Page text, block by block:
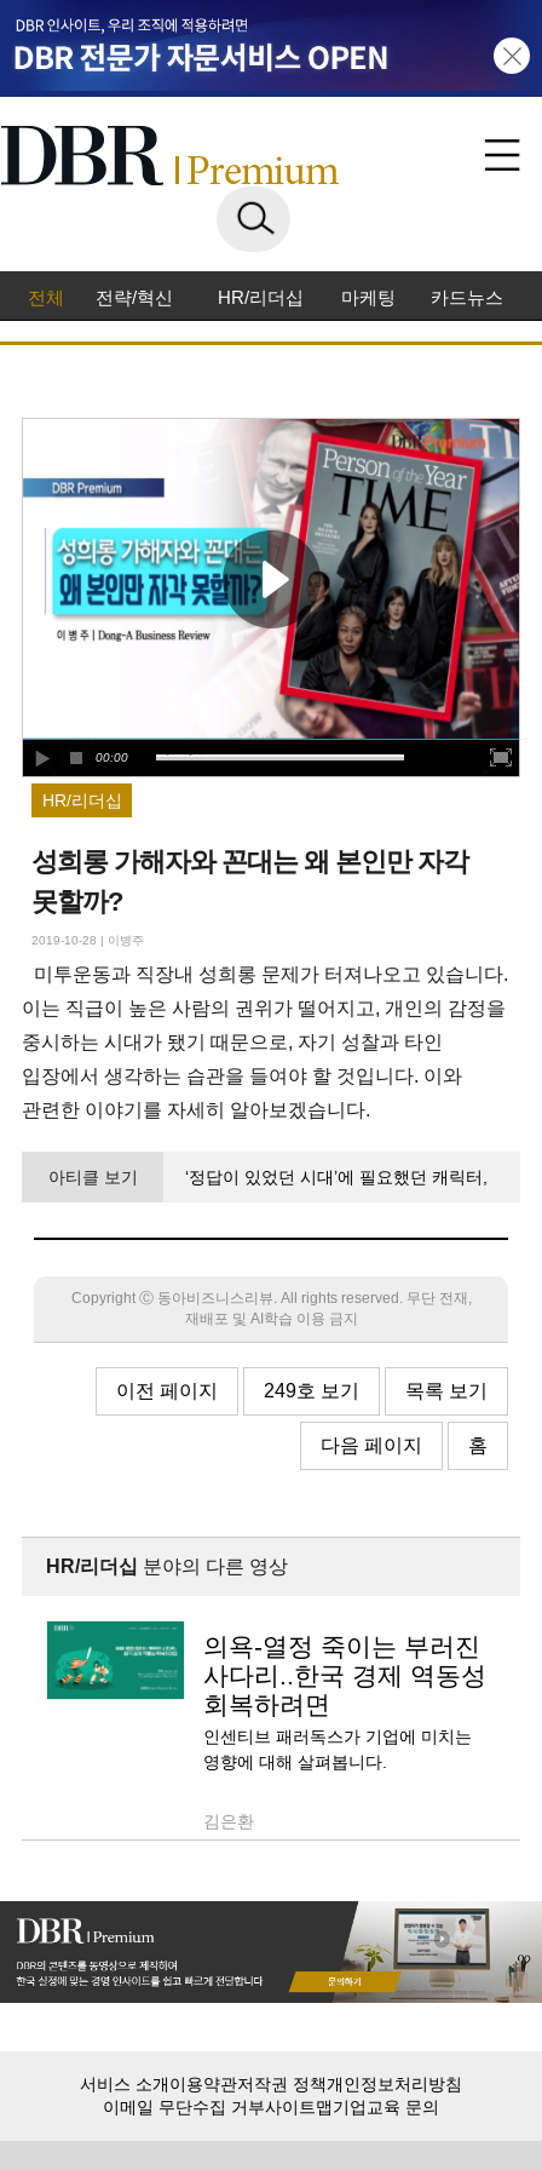
전체 전략/혁신 HR/리더십 마케팅 카드뉴스
00:00
HR/리더십
성희롱 가해자와 꼰대는 왜 본인만 자각
못할까?
2019-10-28 | 이병주
미투운동과 직장내 성희롱 문제가 터져나오고 있습니다.
이는 직급이 높은 사람의 권위가 떨어지고, 개인의 감정을
중시하는 시대가 됐기 때문으로, 자기 성찰과 타인
입장에서 생각하는 습관을 들여야 할 것입니다. 이와
관련한 이야기를 자세히 알아보겠습니다.
아티클 보기
‘정답이 있었던 시대’에 필요했던 캐릭터,
Copyright Ⓒ 동아비즈니스리뷰. All rights reserved. 무단 전재,
재배포 및 AI학습 이용 금지
이전 페이지 249호 보기 목록 보기
다음 페이지 홈
HR/리더십 분야의 다른 영상
의욕-열정 죽이는 부러진
사다리..한국 경제 역동성
회복하려면
인센티브 패러독스가 기업에 미치는
영향에 대해 살펴봅니다.
김은환
서비스 소개이용약관저작권 정책개인정보처리방침
이메일 무단수집 거부사이트맵기업교육 문의